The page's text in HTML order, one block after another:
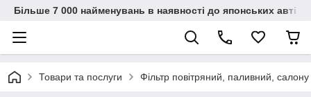
Більше 7 000 найменувань в наявності до японських
Товари та послуги Фільтр повітряний, паливний, салону